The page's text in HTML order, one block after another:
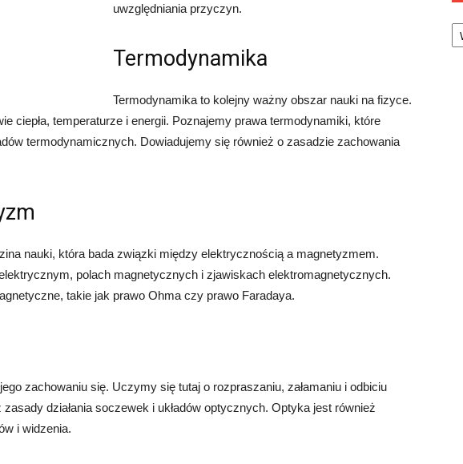
uwzględniania przyczyn.
Termodynamika
Termodynamika to kolejny ważny obszar nauki na fizyce.
ciepła, temperaturze i energii. Poznajemy prawa termodynamiki, które
termodynamicznych. Dowiadujemy się również o zasadzie zachowania
nauki, która bada związki między elektrycznością a magnetyzmem.
polach magnetycznych i zjawiskach elektromagnetycznych.
takie jak prawo Ohma czy prawo Faradaya.
zachowaniu się. Uczymy się tutaj o rozpraszaniu, załamaniu i odbiciu
zasady działania soczewek i układów optycznych. Optyka jest również
i widzenia.